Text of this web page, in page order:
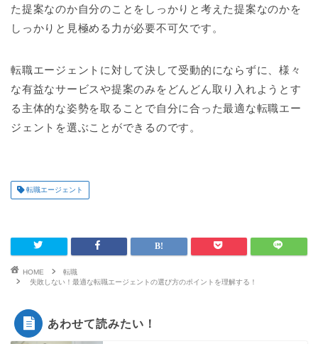
た提案なのか自分のことをしっかりと考えた提案なのかを
しっかりと見極める力が必要不可欠です。
転職エージェントに対して決して受動的にならずに、様々
な有益なサービスや提案のみをどんどん取り入れようとす
る主体的な姿勢を取ることで自分に合った最適な転職エー
ジェントを選ぶことができるのです。
転職エージェント
HOME
転職
失敗しない！最適な転職エージェントの選び方のポイントを理解する！
あわせて読みたい！